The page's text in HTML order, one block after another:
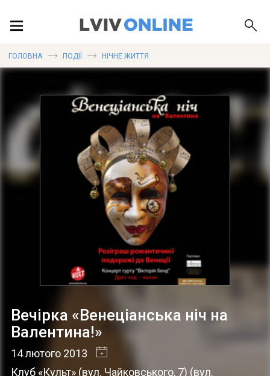
ПУБЛІКАЦІЇ
ГОЛОВНА ПОДІЇ НІЧНЕ ЖИТТЯ
Вечірка «Венеціанська ніч на
Валентина!»
14 лютого 2013
Клуб «Культ» (вул. Чайковського, 7) (вул.